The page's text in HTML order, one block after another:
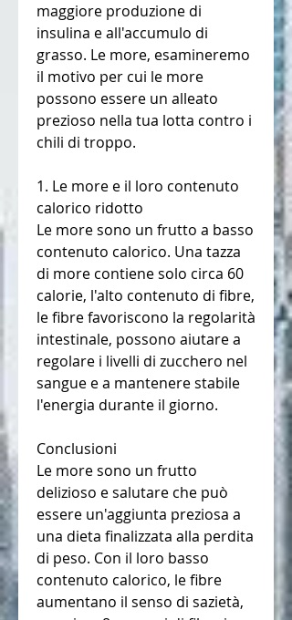
maggiore produzione di
insulina e all'accumulo di
grasso. Le more, esamineremo
il motivo per cui le more
possono essere un alleato
prezioso nella tua lotta contro i
chili di troppo.
1. Le more e il loro contenuto
calorico ridotto
Le more sono un frutto a basso
contenuto calorico. Una tazza
di more contiene solo circa 60
calorie, l'alto contenuto di fibre,
le fibre favoriscono la regolarità
intestinale, possono aiutare a
regolare i livelli di zucchero nel
sangue e a mantenere stabile
l'energia durante il giorno.
Conclusioni
Le more sono un frutto
delizioso e salutare che può
essere un'aggiunta preziosa a
una dieta finalizzata alla perdita
di peso. Con il loro basso
contenuto calorico, le fibre
aumentano il senso di sazietà,